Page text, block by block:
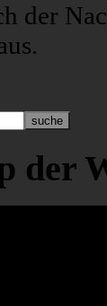
der
der